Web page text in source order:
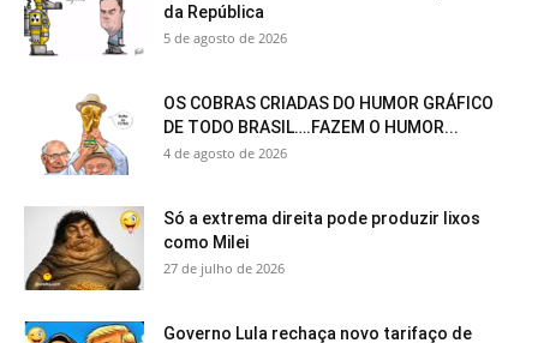
da República
5 de agosto de 2026
OS COBRAS CRIADAS DO HUMOR GRÁFICO
DE TODO BRASIL….FAZEM O HUMOR...
4 de agosto de 2026
Só a extrema direita pode produzir lixos
como Milei
27 de julho de 2026
Governo Lula rechaça novo tarifaço de